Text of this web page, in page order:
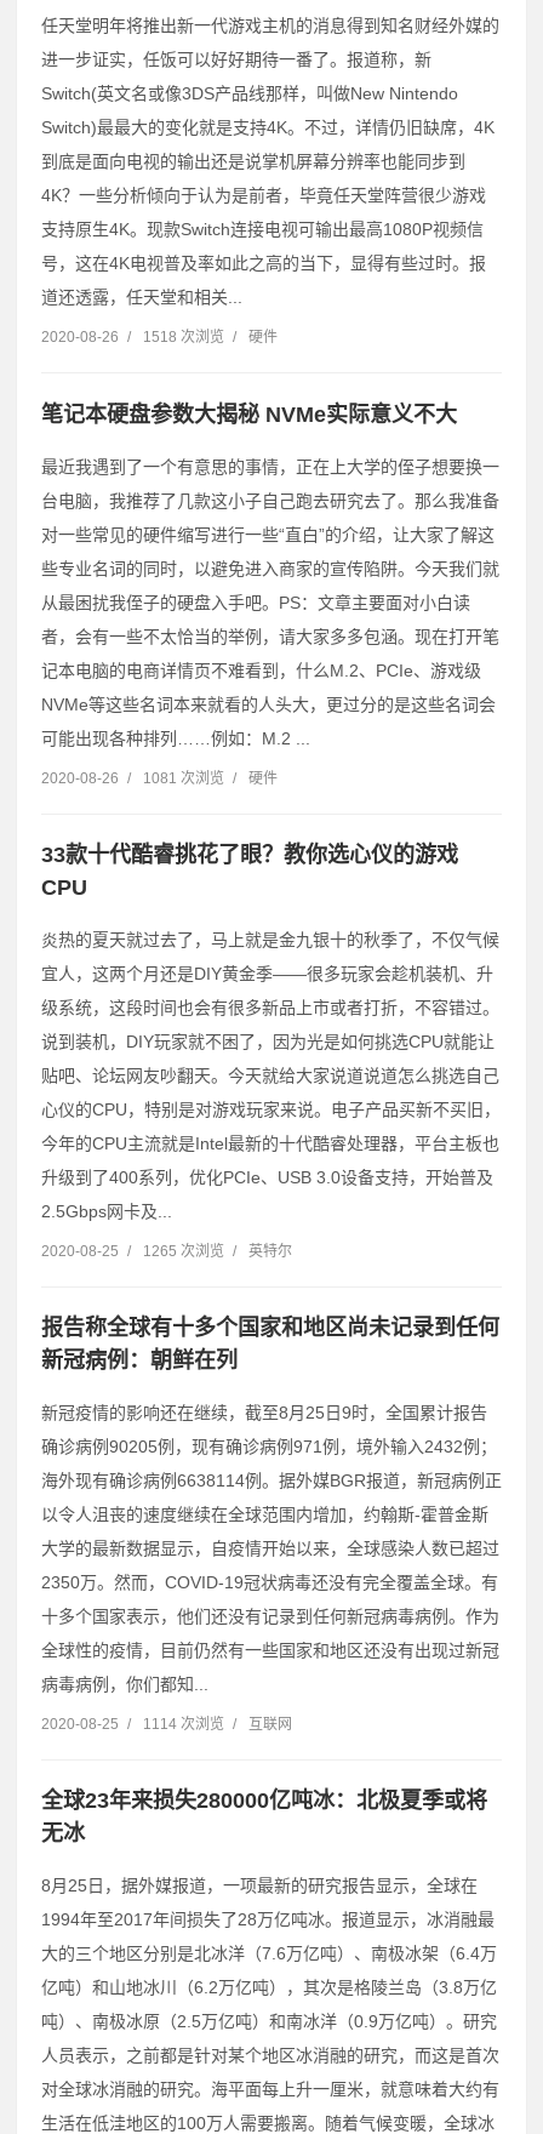
任天堂明年将推出新一代游戏主机的消息得到知名财经外媒的
进一步证实，任饭可以好好期待一番了。报道称，新
Switch(英文名或像3DS产品线那样，叫做New Nintendo
Switch)最最大的变化就是支持4K。不过，详情仍旧缺席，4K
到底是面向电视的输出还是说掌机屏幕分辨率也能同步到
4K？一些分析倾向于认为是前者，毕竟任天堂阵营很少游戏
支持原生4K。现款Switch连接电视可输出最高1080P视频信
号，这在4K电视普及率如此之高的当下，显得有些过时。报
道还透露，任天堂和相关...
2020-08-26 / 1518 次浏览 / 硬件
笔记本硬盘参数大揭秘 NVMe实际意义不大
最近我遇到了一个有意思的事情，正在上大学的侄子想要换一
台电脑，我推荐了几款这小子自己跑去研究去了。那么我准备
对一些常见的硬件缩写进行一些“直白”的介绍，让大家了解这
些专业名词的同时，以避免进入商家的宣传陷阱。今天我们就
从最困扰我侄子的硬盘入手吧。PS：文章主要面对小白读
者，会有一些不太恰当的举例，请大家多多包涵。现在打开笔
记本电脑的电商详情页不难看到，什么M.2、PCIe、游戏级
NVMe等这些名词本来就看的人头大，更过分的是这些名词会
可能出现各种排列……例如：M.2 ...
2020-08-26 / 1081 次浏览 / 硬件
33款十代酷睿挑花了眼？教你选心仪的游戏
CPU
炎热的夏天就过去了，马上就是金九银十的秋季了，不仅气候
宜人，这两个月还是DIY黄金季——很多玩家会趁机装机、升
级系统，这段时间也会有很多新品上市或者打折，不容错过。
说到装机，DIY玩家就不困了，因为光是如何挑选CPU就能让
贴吧、论坛网友吵翻天。今天就给大家说道说道怎么挑选自己
心仪的CPU，特别是对游戏玩家来说。电子产品买新不买旧，
今年的CPU主流就是Intel最新的十代酷睿处理器，平台主板也
升级到了400系列，优化PCIe、USB 3.0设备支持，开始普及
2.5Gbps网卡及...
2020-08-25 / 1265 次浏览 / 英特尔
报告称全球有十多个国家和地区尚未记录到任何
新冠病例：朝鲜在列
新冠疫情的影响还在继续，截至8月25日9时，全国累计报告
确诊病例90205例，现有确诊病例971例，境外输入2432例；
海外现有确诊病例6638114例。据外媒BGR报道，新冠病例正
以令人沮丧的速度继续在全球范围内增加，约翰斯-霍普金斯
大学的最新数据显示，自疫情开始以来，全球感染人数已超过
2350万。然而，COVID-19冠状病毒还没有完全覆盖全球。有
十多个国家表示，他们还没有记录到任何新冠病毒病例。作为
全球性的疫情，目前仍然有一些国家和地区还没有出现过新冠
病毒病例，你们都知...
2020-08-25 / 1114 次浏览 / 互联网
全球23年来损失280000亿吨冰：北极夏季或将
无冰
8月25日，据外媒报道，一项最新的研究报告显示，全球在
1994年至2017年间损失了28万亿吨冰。报道显示，冰消融最
大的三个地区分别是北冰洋（7.6万亿吨）、南极冰架（6.4万
亿吨）和山地冰川（6.2万亿吨），其次是格陵兰岛（3.8万亿
吨）、南极冰原（2.5万亿吨）和南冰洋（0.9万亿吨）。研究
人员表示，之前都是针对某个地区冰消融的研究，而这是首次
对全球冰消融的研究。海平面每上升一厘米，就意味着大约有
生活在低洼地区的100万人需要搬离。随着气候变暖，全球冰